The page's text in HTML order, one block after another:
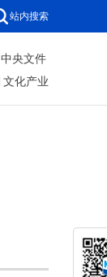
站内搜索
中央文件
文化产业